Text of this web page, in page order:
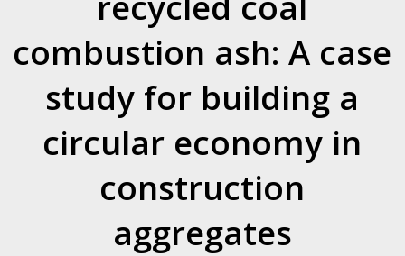
combustion ash: A case
study for building a
circular economy in
construction
aggregates